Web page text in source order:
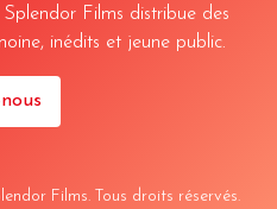
Films distribue des
inédits et jeune public.
Films. Tous droits réservés.